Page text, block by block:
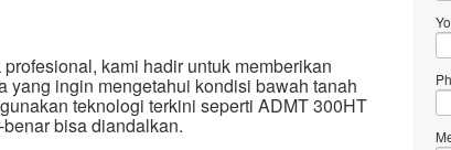
kami hadir untuk memberikan
yang ingin mengetahui kondisi bawah tanah
teknologi terkini seperti ADMT 300HT
bisa diandalkan.